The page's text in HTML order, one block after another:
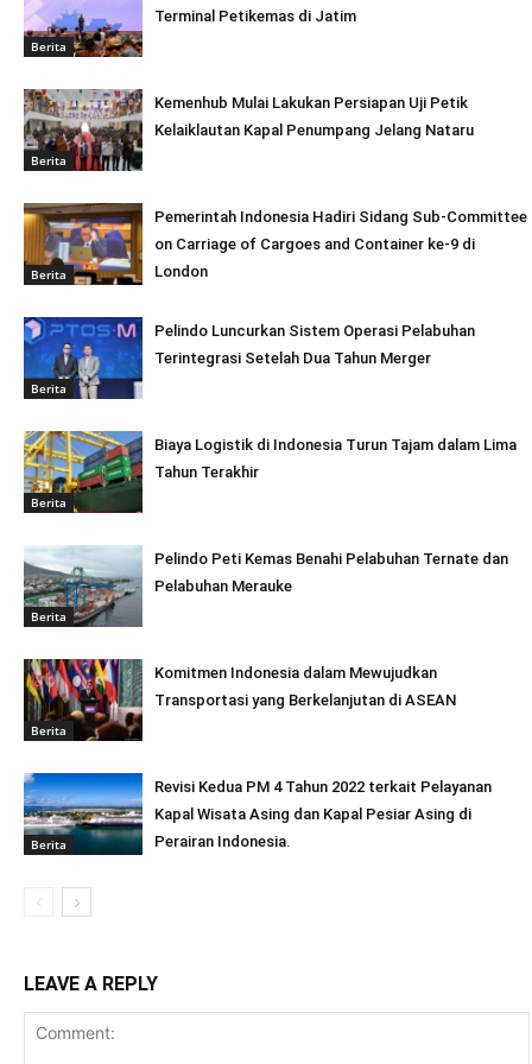
Berita
Terminal Petikemas di Jatim
Berita
Kemenhub Mulai Lakukan Persiapan Uji Petik
Kelaiklautan Kapal Penumpang Jelang Nataru
Berita
Pemerintah Indonesia Hadiri Sidang Sub-Committee
on Carriage of Cargoes and Container ke-9 di
London
Berita
Pelindo Luncurkan Sistem Operasi Pelabuhan
Terintegrasi Setelah Dua Tahun Merger
Berita
Biaya Logistik di Indonesia Turun Tajam dalam Lima
Tahun Terakhir
Berita
Pelindo Peti Kemas Benahi Pelabuhan Ternate dan
Pelabuhan Merauke
Berita
Komitmen Indonesia dalam Mewujudkan
Transportasi yang Berkelanjutan di ASEAN
Berita
Revisi Kedua PM 4 Tahun 2022 terkait Pelayanan
Kapal Wisata Asing dan Kapal Pesiar Asing di
Perairan Indonesia.
LEAVE A REPLY